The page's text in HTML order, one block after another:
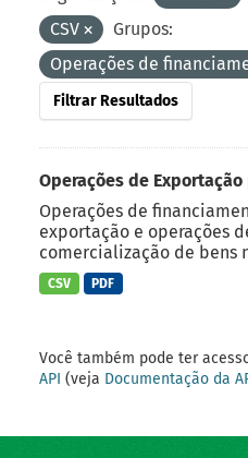
CSV
Grupos:
Operações de
Filtrar Resultados
Operações de
Operações de
exportação e operações
comercialização de bens
CSV PDF
Você também pode ter
API (veja Documentação da